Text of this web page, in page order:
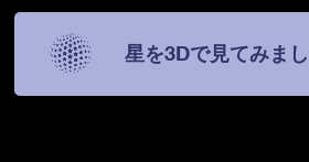
星を3Dで見てみま